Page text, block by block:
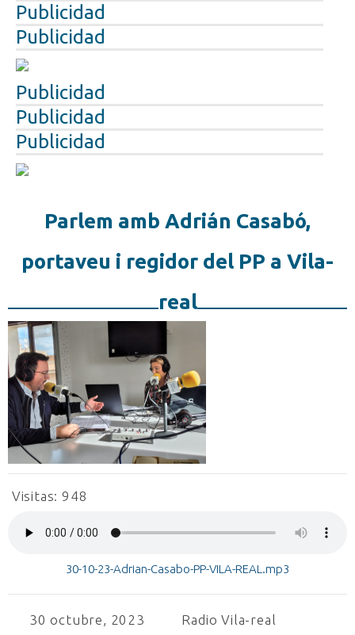
Publicidad
Publicidad
Publicidad
Publicidad
Publicidad
Parlem amb Adrián Casabó,
portaveu i regidor del PP a Vila-
real
Visitas: 948
30-10-23-Adrian-Casabo-PP-VILA-REAL.mp3
30 octubre, 2023 Radio Vila-real